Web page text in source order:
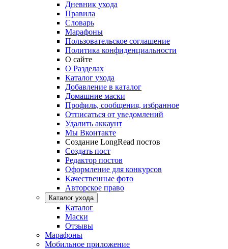
Дневник ухода
Правила
Словарь
Марафоны
Пользовательское соглашение
Политика конфиденциальности
О сайте
О Разделах
Каталог ухода
Добавление в каталог
Домашние маски
Профиль, сообщения, избранное
Отписаться от уведомлений
Удалить аккаунт
Мы Вконтакте
Создание LongRead постов
Создать пост
Редактор постов
Оформление для конкурсов
Качественные фото
Авторское право
Каталог ухода
Каталог
Маски
Отзывы
Марафоны
Мобильное приложение